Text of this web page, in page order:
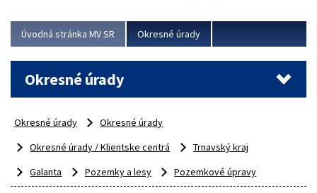
Viac
Úvodná stránka MV SR Okresné úrady
Okresné úrady
Okresné úrady
Okresné úrady
Okresné úrady / Klientske centrá
Trnavský kraj
Galanta
Pozemky a lesy Pozemkové úpravy